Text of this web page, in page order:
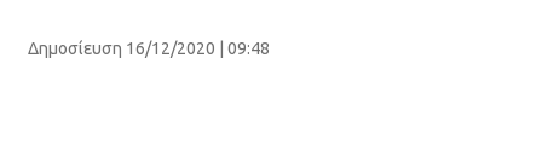
Life
Δημοσίευση 16/12/2020 | 09:48